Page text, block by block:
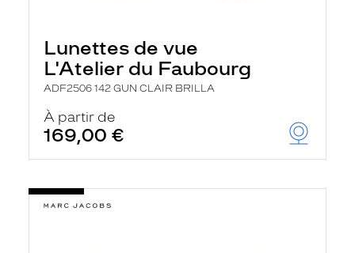
Lunettes de vue
L'Atelier du Faubourg
ADF2506 142 GUN CLAIR BRILLA
À partir de
169,00 €